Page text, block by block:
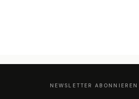
F
NEWSLETTER ABONNIEREN